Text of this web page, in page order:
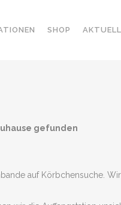
SHOP
gefunden
auf Körbchensuche. Wir